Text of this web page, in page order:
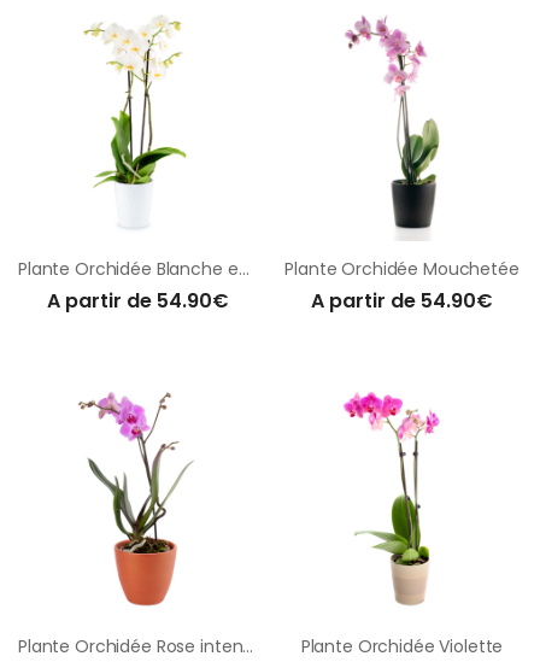
Plante Orchidée Blanche en pot
A partir de 54.90€
Plante Orchidée Mouchetée
A partir de 54.90€
Plante Orchidée Rose intense Plante Orchidée Violette